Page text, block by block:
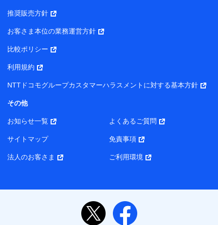
所・代表者名】
り）
株式会社NTTドコモ・フィナンシャルグループ 代表取締役
社長 廣井 孝史
東京都中央区日本橋人形町2-14-10 アーバンネット日本橋
株式会社ドコモ・インシュアランス 代表取締役社長 吉
村 忠義
また当社は、オンライン面談による保険のご相談にあたっ
氏名、生年月日、住所、メールアドレス、電話番号、個
推奨販売方針
お客さま本位の業務運営方針
比較ポリシー
利用規約
NTTドコモグループカスタマーハラスメントに対する基本方針
その他
お知らせ一覧 よくあるご質問
サイトマップ 免責事項
法人のお客さま ご利用環境